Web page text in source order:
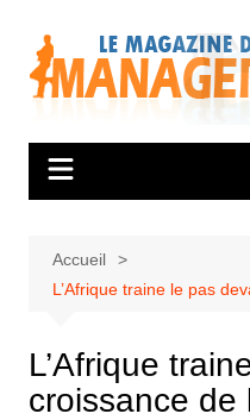
contenu
Accueil
L’Afrique traine le pas
L’Afrique
croissance de